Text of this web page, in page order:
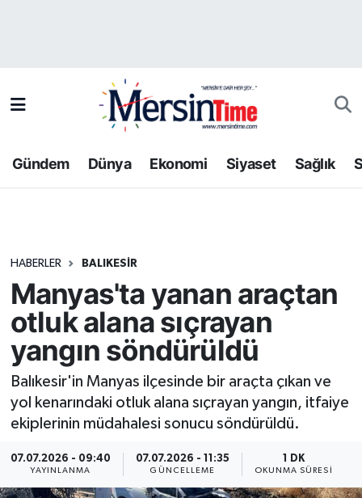
Gündem Dünya Ekonomi Siyaset Sağlık
HABERLER BALIKESIR
Manyas'ta yanan araçtan
otluk alana sıçrayan
yangın söndürüldü
Balıkesir'in Manyas ilçesinde bir araçta çıkan ve
yol kenarındaki otluk alana sıçrayan yangın, itfaiye
ekiplerinin müdahalesi sonucu söndürüldü.
07.07.2026 - 09:40
YAYINLANMA
07.07.2026 - 11:35
GÜNCELLEME
1 DK
OKUNMA SÜRESI
Bilim-Teknoloji
Dünya
Ekonomi
Gündem
Kültür-Sanat
Resmi İlan
Sağlık
Siyaset
Trafik Durumu
Tüm Manşetler
Haber Arşivi